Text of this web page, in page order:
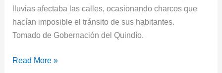
lluvias afectaba las calles, ocasionando charcos que
hacían imposible el tránsito de sus habitantes.
Tomado de Gobernación del Quindío.
Read More »